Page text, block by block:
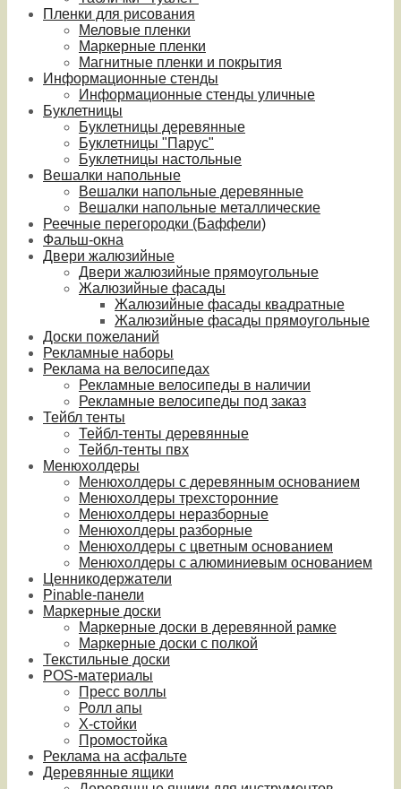
Пленки для рисования
Меловые пленки
Маркерные пленки
Магнитные пленки и покрытия
Информационные стенды
Информационные стенды уличные
Буклетницы
Буклетницы деревянные
Буклетницы "Парус"
Буклетницы настольные
Вешалки напольные
Вешалки напольные деревянные
Вешалки напольные металлические
Реечные перегородки (Баффели)
Фальш-окна
Двери жалюзийные
Двери жалюзийные прямоугольные
Жалюзийные фасады
Жалюзийные фасады квадратные
Жалюзийные фасады прямоугольные
Доски пожеланий
Рекламные наборы
Реклама на велосипедах
Рекламные велосипеды в наличии
Рекламные велосипеды под заказ
Тейбл тенты
Тейбл-тенты деревянные
Тейбл-тенты пвх
Менюхолдеры
Менюхолдеры с деревянным основанием
Менюхолдеры трехсторонние
Менюхолдеры неразборные
Менюхолдеры разборные
Менюхолдеры с цветным основанием
Менюхолдеры с алюминиевым основанием
Ценникодержатели
Pinable-панели
Маркерные доски
Маркерные доски в деревянной рамке
Маркерные доски с полкой
Текстильные доски
POS-материалы
Пресс воллы
Ролл апы
Х-стойки
Промостойка
Реклама на асфальте
Деревянные ящики